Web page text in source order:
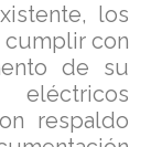
los
cumplir con
de su
eléctricos
respaldo